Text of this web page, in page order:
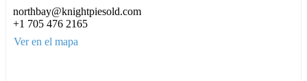
northbay@knightpiesold.com
+1 705 476 2165
Ver en el mapa